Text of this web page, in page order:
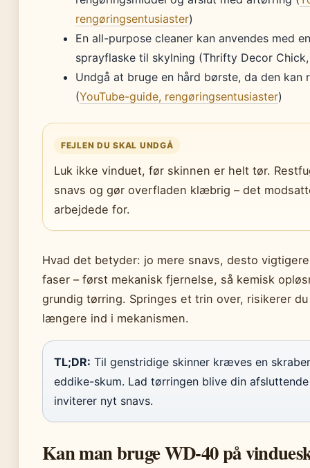
rengøringsentusiaster)
En all-purpose cleaner kan anvendes med
sprayflaske til skylning (Thrifty Decor
Undgå at bruge en hård børste, da den kan
(YouTube-guide, rengøringsentusiaster)
FEJLEN DU SKAL UNDGÅ
Luk ikke vinduet, før skinnen er helt tør.
snavs og gør overfladen klæbrig – det
arbejdede for.
Hvad det betyder: jo mere snavs, desto
faser – først mekanisk fjernelse, så kemisk
grundig tørring. Springes et trin over, risikerer
længere ind i mekanismen.
TL;DR: Til genstridige skinner kræves en
eddike-skum. Lad tørringen blive din
inviterer nyt snavs.
Kan man bruge WD-40 på